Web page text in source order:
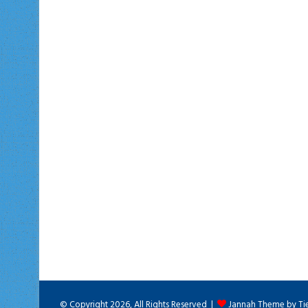
© Copyright 2026, All Rights Reserved | Jannah Theme by